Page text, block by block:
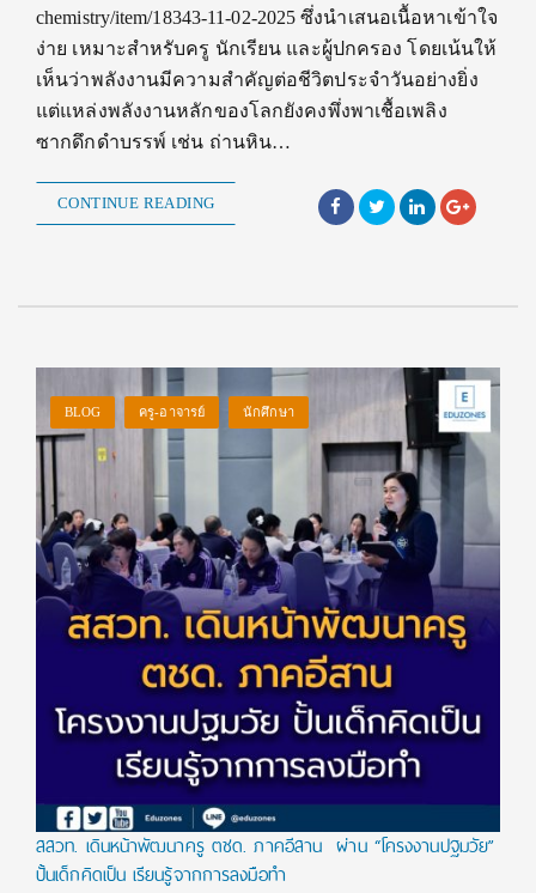
chemistry/item/18343-11-02-2025 ซึ่งนำเสนอเนื้อหาเข้าใจ
ง่าย เหมาะสำหรับครู นักเรียน และผู้ปกครอง โดยเน้นให้
เห็นว่าพลังงานมีความสำคัญต่อชีวิตประจำวันอย่างยิ่ง
แต่แหล่งพลังงานหลักของโลกยังคงพึ่งพาเชื้อเพลิง
ซากดึกดำบรรพ์ เช่น ถ่านหิน…
CONTINUE READING
BLOG ครู-อาจารย์ นักศึกษา
สสวท. เดินหน้าพัฒนาครู ตชด. ภาคอีสาน ผ่าน “โครงงานปฐมวัย”
ปั้นเด็กคิดเป็น เรียนรู้จากการลงมือทำ